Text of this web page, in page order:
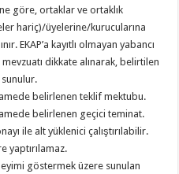
göre, ortaklar ve ortaklık
hariç)/üyelerine/kurucularına
EKAP’a kayıtlı olmayan yabancı
dikkate alınarak, belirtilen
belirlenen teklif mektubu.
belirlenen geçici teminat.
ile alt yüklenici çalıştırılabilir.
yaptırılamaz.
göstermek üzere sunulan